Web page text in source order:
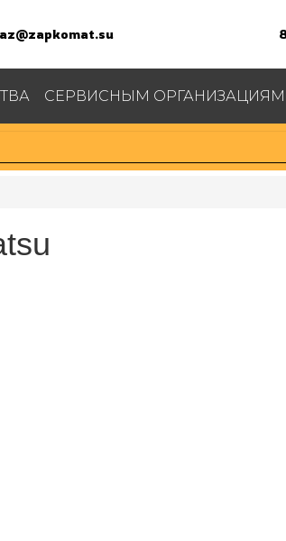
СЕРВИСНЫМ ОРГАНИЗАЦИЯМ